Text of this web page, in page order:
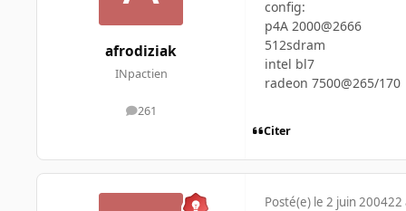
afrodiziak
INpactien
261
messages
config:
p4A 2000@2666
512sdram
intel bl7
radeon 7500@265/170
Citer
Posté(e) le 2 juin 200422